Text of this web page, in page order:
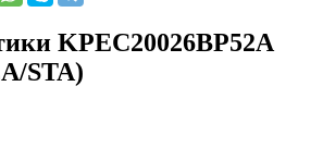
KPEC20026BP52A
STA)